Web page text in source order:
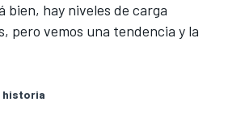
bien, hay niveles de carga
pero vemos una tendencia y la
historia